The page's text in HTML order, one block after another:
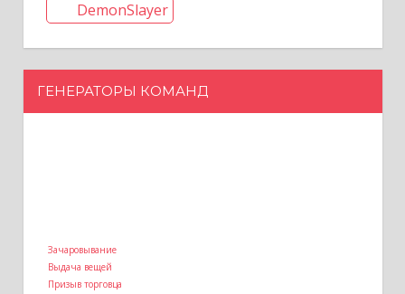
DemonSlayer
ГЕНЕРАТОРЫ КОМАНД
Зачаровывание
Выдача вещей
Призыв торговца